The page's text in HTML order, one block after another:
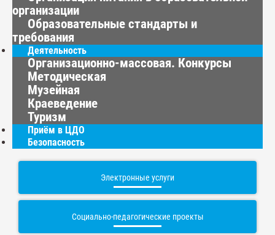
организации
Образовательные стандарты и
требования
Деятельность
Организационно-массовая. Конкурсы
Методическая
Музейная
Краеведение
Туризм
Приём в ЦДО
Безопасность
Электронные услуги
Социально-педагогические проекты